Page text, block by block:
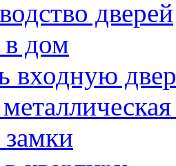
дверей
дом
входную